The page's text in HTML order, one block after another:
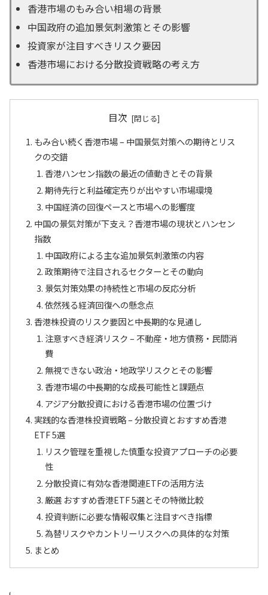
香港市場のもみ合い相場の背景
中国政府の追加景気刺激策とその影響
投資家が注目すべきリスク要因
香港市場における分散投資戦略の考え方
目次
もみ合い続く香港市場 – 中国景気対策への期待とリス
クの交錯
香港ハンセン指数の最近の値動きとその背景
期待先行と利益確定売りが出やすい市場環境
中国経済の回復ペースと市場への影響度
中国の景気対策が下支え？香港市場の現状とハンセン
指数
中国政府による主な追加景気刺激策の内容
政策期待で注目されるセクターとその動向
景気対策効果の持続性と市場の反応分析
依然残る経済回復への懸念点
香港株投資のリスク要因と中長期的な見通し
注意すべき経済リスク – 不動産・地方債務・民間消
費
無視できない政治・地政学リスクとその影響
香港市場の中長期的な成長可能性と課題点
アジア分散投資における香港市場の位置づけ
実践的な香港株投資戦略 – 分散投資とおすすめ香港
ETF 5選
リスク管理を重視した慎重な投資アプローチの必要
性
分散投資に有効な香港関連ETFの活用方法
厳選 おすすめ香港ETF 5選とその特徴比較
投資判断に必要な情報収集と注目すべき指標
為替リスクやカントリーリスクへの具体的な対策
まとめ